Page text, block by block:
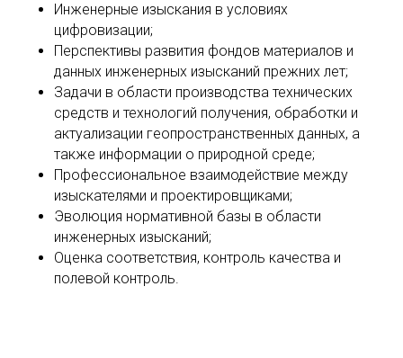
Инженерные изыскания в условиях
цифровизации;
Перспективы развития фондов материалов и
данных инженерных изысканий прежних лет;
Задачи в области производства технических
средств и технологий получения, обработки и
актуализации геопространственных данных, а
также информации о природной среде;
Профессиональное взаимодействие между
изыскателями и проектировщиками;
Эволюция нормативной базы в области
инженерных изысканий;
Оценка соответствия, контроль качества и
полевой контроль.